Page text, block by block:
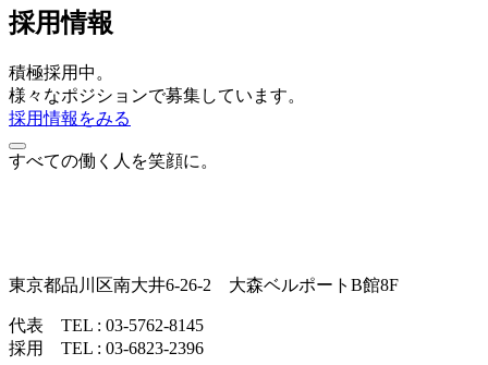
採用情報
積極採用中。
様々なポジションで募集しています。
採用情報をみる
すべての働く人を笑顔に。
東京都品川区南大井6-26-2 大森ベルポートB館8F
代表 TEL : 03-5762-8145
採用 TEL : 03-6823-2396